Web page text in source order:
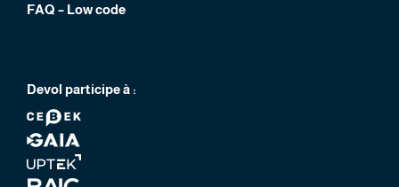
FAQ – Low code
Devol participe à :